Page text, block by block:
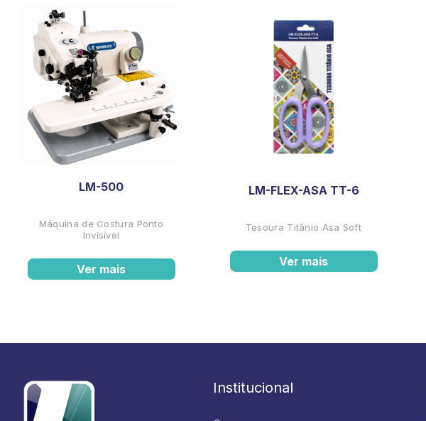
LM-500
Máquina de Costura Ponto
Invisível
Ver mais
LM-FLEX-ASA TT-6
Tesoura Titânio Asa Soft
Ver mais
Institucional